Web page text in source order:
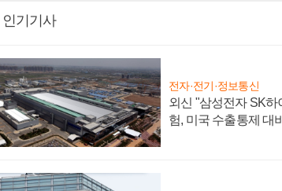
인기기사
전자·전기·정보통신
외신 "삼성전자 SK하
험, 미국 수출통제 대